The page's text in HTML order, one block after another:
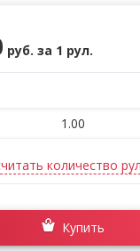
руб. за 1 рул.
количество
Купить